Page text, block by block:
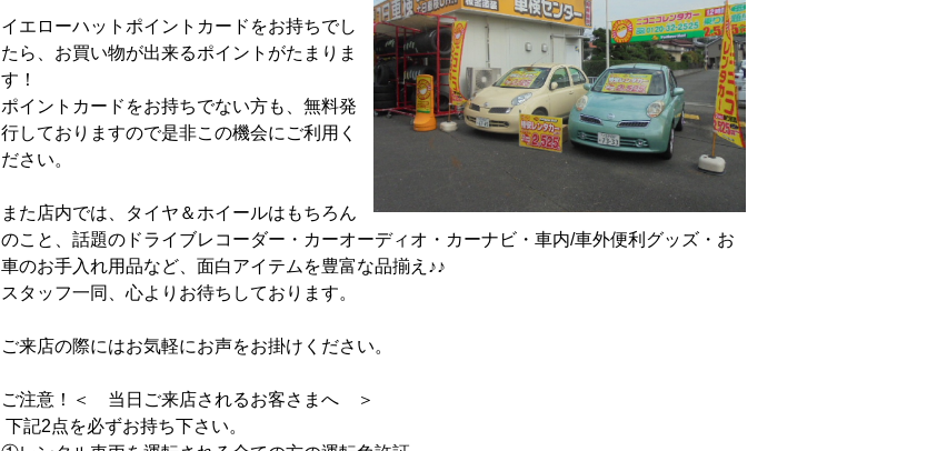
イエローハットポイントカードをお持ちでし
たら、お買い物が出来るポイントがたまりま
す！
ポイントカードをお持ちでない方も、無料発
行しておりますので是非この機会にご利用く
ださい。
また店内では、タイヤ＆ホイールはもちろん
のこと、話題のドライブレコーダー・カーオーディオ・カーナビ・車内/車外便利グッズ・お
車のお手入れ用品など、面白アイテムを豊富な品揃え♪♪
スタッフ一同、心よりお待ちしております。
ご来店の際にはお気軽にお声をお掛けください。
ご注意！＜　当日ご来店されるお客さまへ　＞